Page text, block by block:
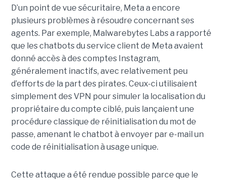
D’un point de vue sécuritaire, Meta a encore
plusieurs problèmes à résoudre concernant ses
agents. Par exemple, Malwarebytes Labs a rapporté
que les chatbots du service client de Meta avaient
donné accès à des comptes Instagram,
généralement inactifs, avec relativement peu
d’efforts de la part des pirates. Ceux-ci utilisaient
simplement des VPN pour simuler la localisation du
propriétaire du compte ciblé, puis lançaient une
procédure classique de réinitialisation du mot de
passe, amenant le chatbot à envoyer par e-mail un
code de réinitialisation à usage unique.
Cette attaque a été rendue possible parce que le